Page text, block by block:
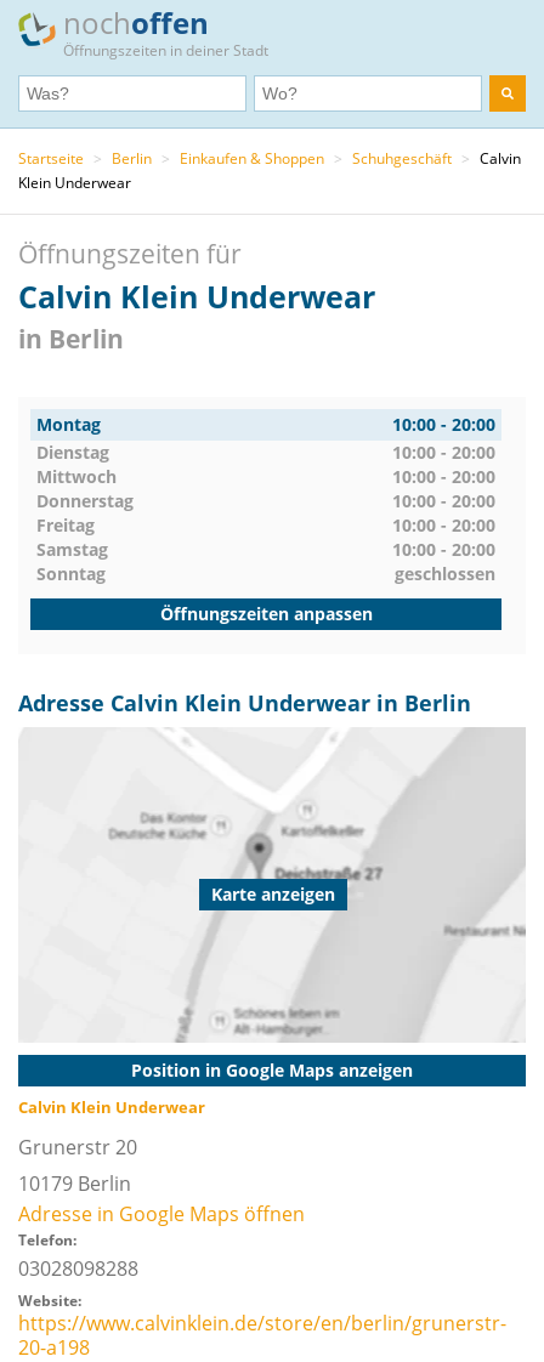
nochoffen
Öffnungszeiten in deiner Stadt
Startseite > Berlin > Einkaufen & Shoppen > Schuhgeschäft > Calvin
Klein Underwear
Öffnungszeiten für
Calvin Klein Underwear
in Berlin
Montag
10:00 - 20:00
Dienstag
10:00 - 20:00
Mittwoch
10:00 - 20:00
Donnerstag
10:00 - 20:00
Freitag
10:00 - 20:00
Samstag
10:00 - 20:00
Sonntag
geschlossen
Öffnungszeiten anpassen
Adresse Calvin Klein Underwear in Berlin
Karte anzeigen
Position in Google Maps anzeigen
Calvin Klein Underwear
Grunerstr 20
10179 Berlin
Adresse in Google Maps öffnen
Telefon:
03028098288
Website:
https://www.calvinklein.de/store/en/berlin/grunerstr-
20-a198